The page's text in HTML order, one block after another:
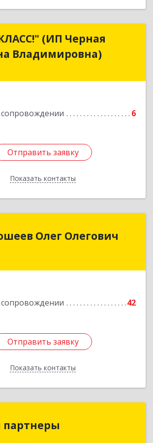
(ИП Черная
Владимировна)
6
Отправить заявку
Показать контакты
"КЛАСС!" (ИП Черная
Владимировна)
Отправить заявку
Назад
Олег Олегович
42
Отправить заявку
Показать контакты
Отправить заявку
Назад
партнеры